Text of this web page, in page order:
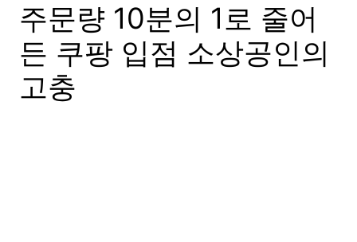
주문량 10분의 1로 줄어
든 쿠팡 입점 소상공인의
고충